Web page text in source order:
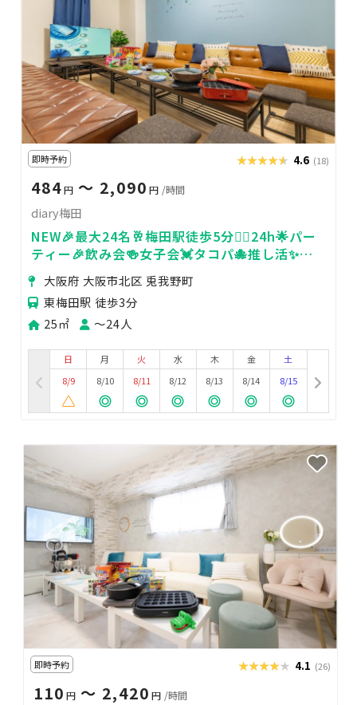
即時予約 ★★★★★
★★★★★ 4.6 (18)
484 円 〜 2,090 円 /時間
diary梅田
NEW🎉最大24名🥂梅田駅徒歩5分🚶‍♀️24h🌟パー
ティー🎉飲み会🍻女子会💓タコパ🐙推し活✨ゲ
ーム🎮シアター🎥diary梅田
大阪府 大阪市北区 兎我野町
東梅田駅 徒歩3分
25㎡
〜24人
日
8/9
月
8/10
火
8/11
水
8/12
木
8/13
金
8/14
土
8/15
即時予約 ★★★★★
★★★★★ 4.1 (26)
110 円〜 2,420 円 /時間